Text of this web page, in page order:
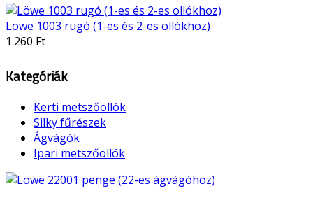
Löwe 1003 rugó (1-es és 2-es ollókhoz)
1.260 Ft
Kategóriák
Kerti metszőollók
Silky fűrészek
Ágvágók
Ipari metszőollók